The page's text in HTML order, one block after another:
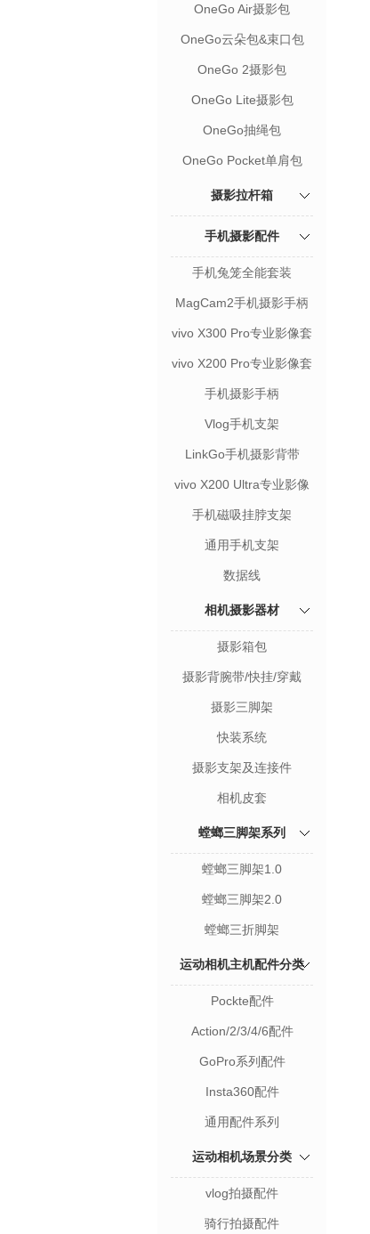
OneGo Air摄影包
OneGo云朵包&束口包
OneGo 2摄影包
OneGo Lite摄影包
OneGo抽绳包
OneGo Pocket单肩包
摄影拉杆箱
手机摄影配件
手机兔笼全能套装
MagCam2手机摄影手柄
vivo X300 Pro专业影像套
vivo X200 Pro专业影像套
手机摄影手柄
Vlog手机支架
LinkGo手机摄影背带
vivo X200 Ultra专业影像
套装
手机磁吸挂脖支架
通用手机支架
数据线
相机摄影器材
摄影箱包
摄影背腕带/快挂/穿戴
摄影三脚架
快装系统
摄影支架及连接件
相机皮套
螳螂三脚架系列
螳螂三脚架1.0
螳螂三脚架2.0
螳螂三折脚架
运动相机主机配件分类
Pockte配件
Action/2/3/4/6配件
GoPro系列配件
Insta360配件
通用配件系列
运动相机场景分类
vlog拍摄配件
骑行拍摄配件